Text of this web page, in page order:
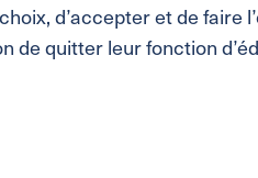
d’accepter et de faire
de quitter leur fonction